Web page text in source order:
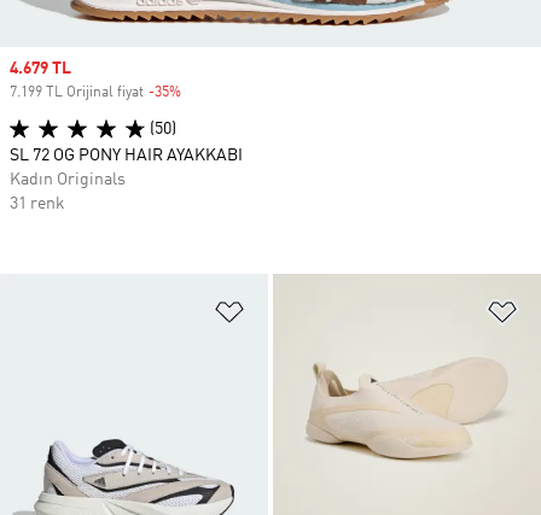
Sale price
4.679 TL
7.199 TL Orijinal fiyat -35%
(50)
SL 72 OG PONY HAIR AYAKKABI
Kadın Originals
31 renk